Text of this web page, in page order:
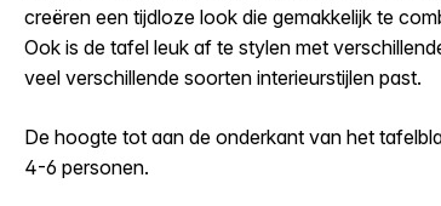
creëren een tijdloze look die gemakkelijk te
Ook is de tafel leuk af te stylen met
veel verschillende soorten interieurstijlen past.
De hoogte tot aan de onderkant van het
4-6 personen.